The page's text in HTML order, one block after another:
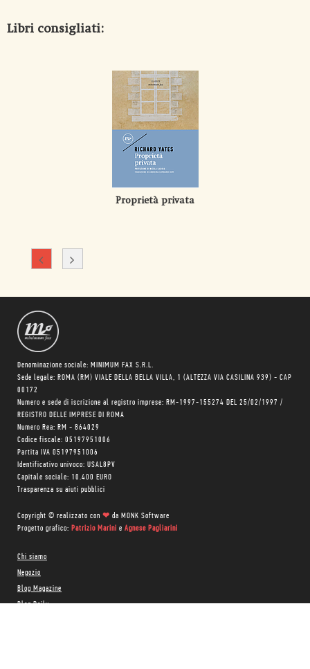
Libri consigliati:
Proprietà privata
Denominazione sociale: MINIMUM FAX S.R.L.
Sede legale: ROMA (RM) VIALE DELLA BELLA VILLA, 1 (ALTEZZA VIA CASILINA 939) - CAP
00172
Numero e sede di iscrizione al registro imprese: RM-1997-155274 DEL 25/02/1997 /
REGISTRO DELLE IMPRESE DI ROMA
Numero Rea: RM - 864029
Codice fiscale: 05197951006
Partita IVA 05197951006
Identificativo univoco: USAL8PV
Capitale sociale: 10.400 EURO
Trasparenza su aiuti pubblici
Copyright © realizzato con ❤ da MONK Software
Progetto grafico: Patrizio Marini e Agnese Pagliarini
Chi siamo
Negozio
Blog Magazine
Blog Daily